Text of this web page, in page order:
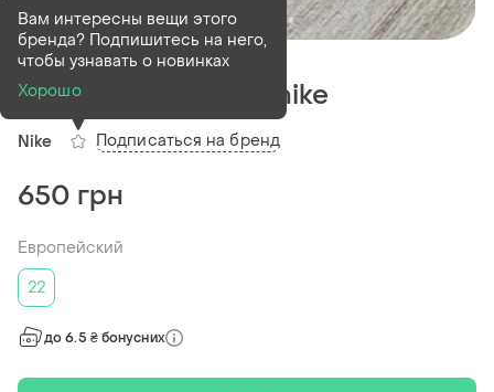
В наличии 1 шт
Кеди для хлопчика nike
Nike
Вам интересны вещи этого
бренда? Подпишитесь на него,
чтобы узнавать о новинках
Хорошо
Подписаться на бренд
650 грн
Европейский
22
до 6.5 ₴ бонусних